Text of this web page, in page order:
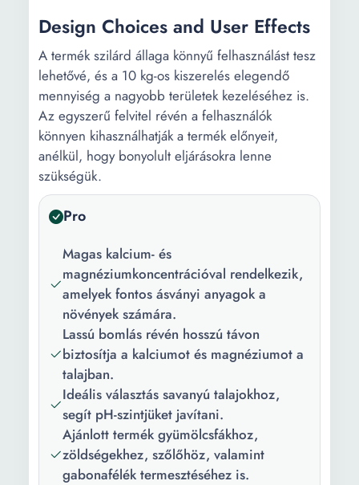
Design Choices and User Effects
A termék szilárd állaga könnyű felhasználást tesz
lehetővé, és a 10 kg-os kiszerelés elegendő
mennyiség a nagyobb területek kezeléséhez is.
Az egyszerű felvitel révén a felhasználók
könnyen kihasználhatják a termék előnyeit,
anélkül, hogy bonyolult eljárásokra lenne
szükségük.
Pro
Magas kalcium- és
magnéziumkoncentrációval rendelkezik,
amelyek fontos ásványi anyagok a
növények számára.
Lassú bomlás révén hosszú távon
biztosítja a kalciumot és magnéziumot a
talajban.
Ideális választás savanyú talajokhoz,
segít pH-szintjüket javítani.
Ajánlott termék gyümölcsfákhoz,
zöldségekhez, szőlőhöz, valamint
gabonafélék termesztéséhez is.